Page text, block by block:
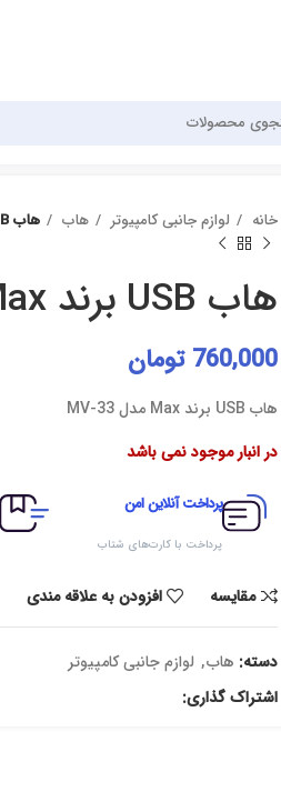
خانه لوازم جانبی کامپیوتر هاب هاب USB برند Max مدل MV-33
هاب USB برند Max مدل MV-33
760,000 تومان
هاب USB برند Max مدل MV-33
در انبار موجود نمی باشد
پرداخت آنلاین امن
پرداخت با کارت‌های شتاب
مقایسه افزودن به علاقه مندی
دسته: هاب, لوازم جانبی کامپیوتر
اشتراک گذاری: